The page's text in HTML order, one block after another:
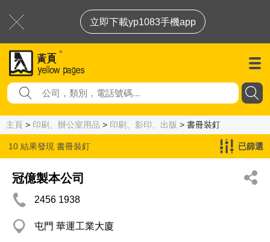
立即下載yp1083手機app
主頁 > 印刷、辦公室用品 > 印刷、影印、出版 > 書冊裝釘
10 結果發現 書冊裝釘 已篩選
冠億製本公司
2456 1938
屯門 華運工業大廈